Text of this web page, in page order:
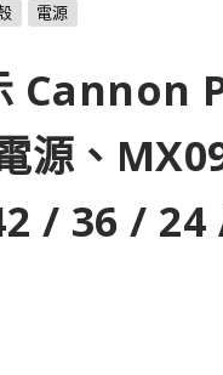
電源
Cannon
源、
/ 36 / 24